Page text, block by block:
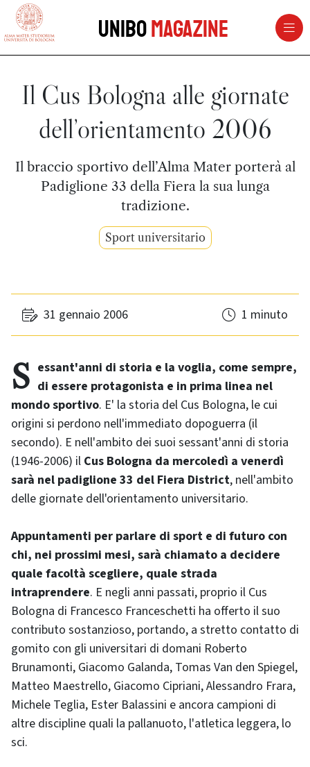
vai al contenuto della pagina
UniboMagazine
Il Cus Bologna alle giornate
dell’orientamento 2006
Il braccio sportivo dell’Alma Mater porterà al
Padiglione 33 della Fiera la sua lunga
tradizione.
Sport universitario
31 gennaio 2006 1 minuto
Sessant'anni di storia e la voglia, come sempre, di essere protagonista e in prima linea nel
mondo sportivo. E' la storia del Cus Bologna, le cui
origini si perdono nell'immediato dopoguerra (il
secondo). E nell'ambito dei suoi sessant'anni di storia
(1946-2006) il Cus Bologna da mercoledì a venerdì
sarà nel padiglione 33 del Fiera District, nell'ambito
delle giornate dell'orientamento universitario.
Appuntamenti per parlare di sport e di futuro con
chi, nei prossimi mesi, sarà chiamato a decidere
quale facoltà scegliere, quale strada
intraprendere. E negli anni passati, proprio il Cus
Bologna di Francesco Franceschetti ha offerto il suo
contributo sostanzioso, portando, a stretto contatto di
gomito con gli universitari di domani Roberto
Brunamonti, Giacomo Galanda, Tomas Van den Spiegel,
Matteo Maestrello, Giacomo Cipriani, Alessandro Frara,
Michele Teglia, Ester Balassini e ancora campioni di
altre discipline quali la pallanuoto, l'atletica leggera, lo
sci.